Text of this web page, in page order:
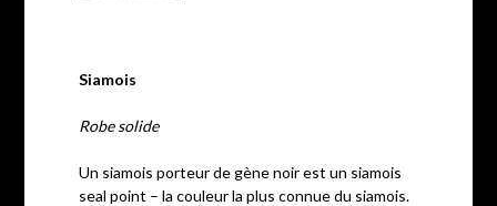
Siamois
Robe solide
Un siamois porteur de gène noir est un siamois
seal point – la couleur la plus connue du siamois.